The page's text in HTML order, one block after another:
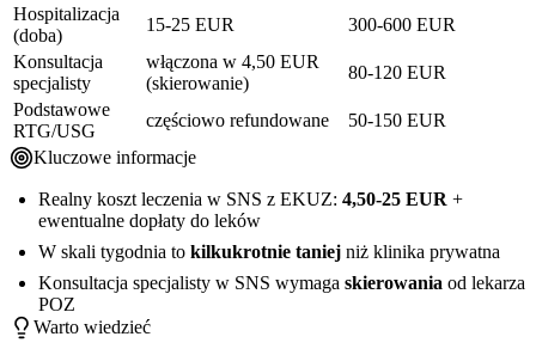
Hospitalizacja
(doba)
15-25 EUR
300-600 EUR
Konsultacja
specjalisty
włączona w 4,50 EUR
(skierowanie)
80-120 EUR
Podstawowe
RTG/USG
częściowo refundowane
50-150 EUR
Kluczowe informacje
Realny koszt leczenia w SNS z EKUZ: 4,50-25 EUR +
ewentualne dopłaty do leków
W skali tygodnia to kilkukrotnie taniej niż klinika prywatna
Konsultacja specjalisty w SNS wymaga skierowania od lekarza
POZ
Warto wiedzieć